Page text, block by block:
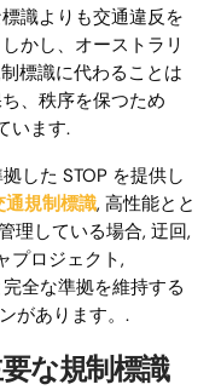
識よりも交通違反を
かし、オーストラリ
標識に代わることは
、秩序を保つため
います.
した STOP を提供し
通規制標識, 高性能とと
理している場合, 迂回,
プロジェクト,
全な準拠を維持する
があります。.
な規制標識